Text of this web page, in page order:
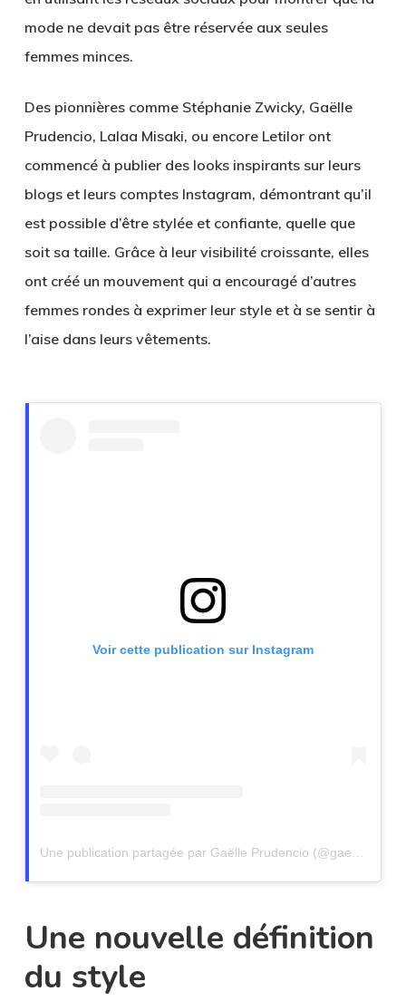
mode ne devait pas être réservée aux seules
femmes minces.
Des pionnières comme Stéphanie Zwicky, Gaëlle
Prudencio, Lalaa Misaki, ou encore Letiloront
commencé à publier des looks inspirants sur leurs
blogs et leurs comptes Instagram, démontrant qu’il
est possible d’être stylée et confiante, quelle que
soit sa taille. Grâce à leur visibilité croissante, elles
ont créé un mouvement qui a encouragé d’autres
femmes rondes à exprimer leur style et à se sentir à
l’aise dans leurs vêtements.
Voir cette publication sur Instagram
Une publication partagée par Gaëlle Prudencio (@gaelleprudencio)
Une nouvelle définition
du style